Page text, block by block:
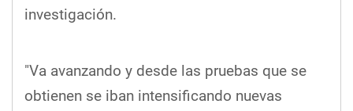
investigación.
"Va avanzando y desde las pruebas que se
obtienen se iban intensificando nuevas